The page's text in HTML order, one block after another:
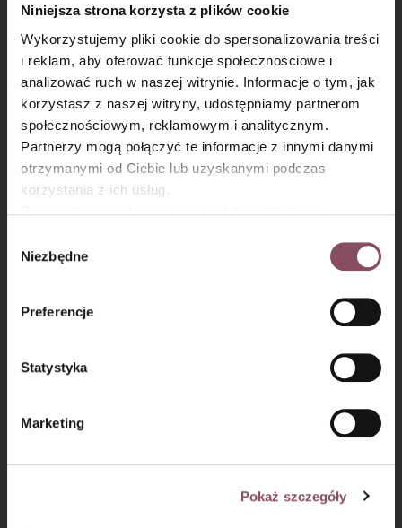
Niniejsza strona korzysta z plików cookie
Wykorzystujemy pliki cookie do spersonalizowania treści
i reklam, aby oferować funkcje społecznościowe i
analizować ruch w naszej witrynie. Informacje o tym, jak
korzystasz z naszej witryny, udostępniamy partnerom
społecznościowym, reklamowym i analitycznym.
Partnerzy mogą połączyć te informacje z innymi danymi
otrzymanymi od Ciebie lub uzyskanymi podczas
korzystania z ich usług.
Gdańsk (80-339) adres: Dickmana 14/15 więcej
informacji o przetwarzaniu danych osobowych oraz
Polityce
prywatności.
zgody
Niezbędne
Preferencje
Statystyka
Marketing
Pokaż szczegóły
Galaretka z malinami:
×